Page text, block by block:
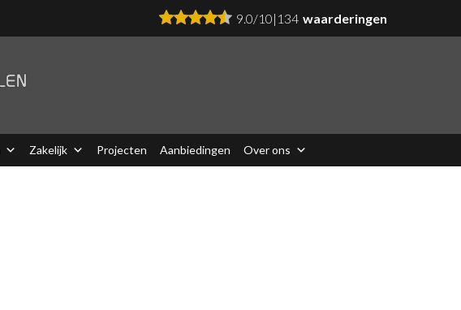
9.0/10| 134 waarderingen
Zakelijk Projecten Aanbiedingen Over ons